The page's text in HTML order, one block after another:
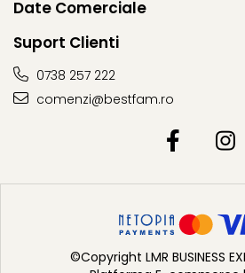
Date Comerciale
Suport Clienti
0738 257 222
comenzi@bestfam.ro
©Copyright LMR BUSINESS